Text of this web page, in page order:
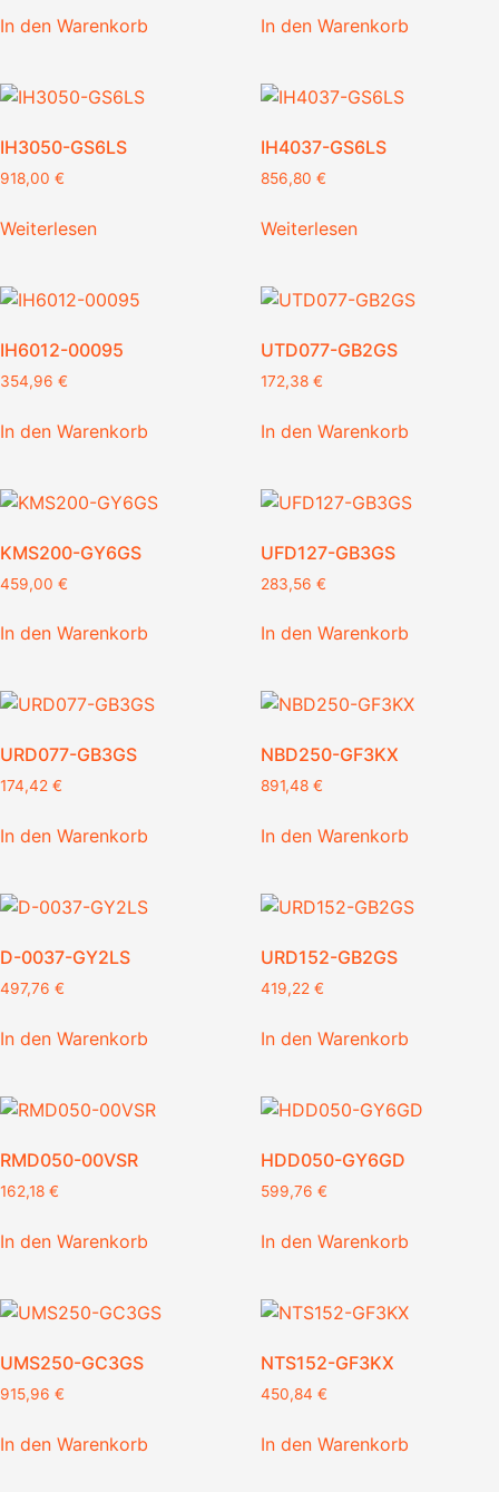
In den Warenkorb In den Warenkorb
IH3050-GS6LS
918,00 €
Weiterlesen
IH4037-GS6LS
856,80 €
Weiterlesen
IH6012-00095
354,96 €
In den Warenkorb
UTD077-GB2GS
172,38 €
In den Warenkorb
KMS200-GY6GS
459,00 €
In den Warenkorb
UFD127-GB3GS
283,56 €
In den Warenkorb
URD077-GB3GS
174,42 €
In den Warenkorb
NBD250-GF3KX
891,48 €
In den Warenkorb
D-0037-GY2LS
497,76 €
In den Warenkorb
URD152-GB2GS
419,22 €
In den Warenkorb
RMD050-00VSR
162,18 €
In den Warenkorb
HDD050-GY6GD
599,76 €
In den Warenkorb
UMS250-GC3GS
915,96 €
In den Warenkorb
NTS152-GF3KX
450,84 €
In den Warenkorb